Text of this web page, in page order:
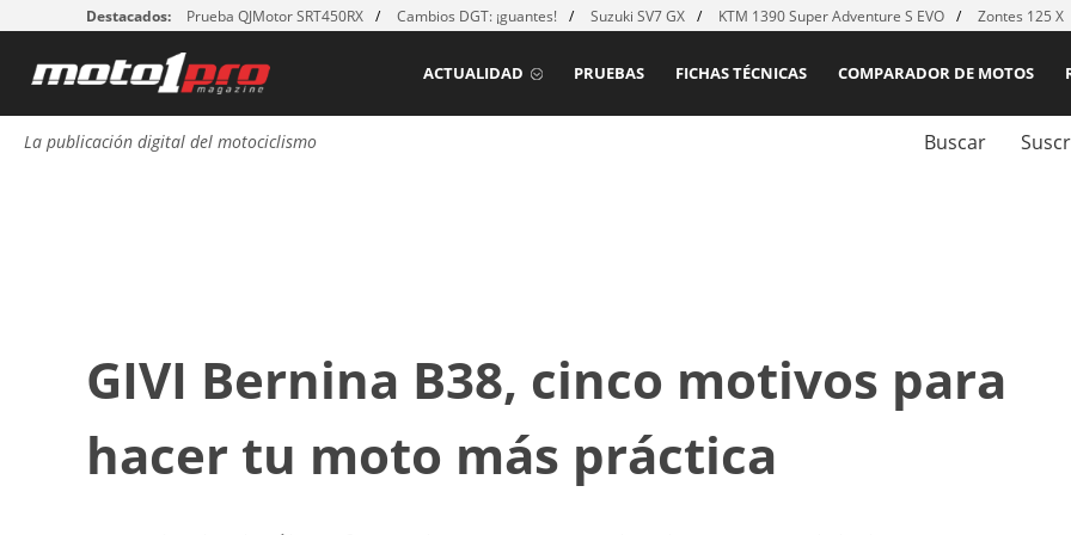
Destacados: Prueba QJMotor SRT450RX Cambios DGT: ¡guantes! Suzuki SV7 GX KTM 1390 Super Adventure S EVO Zontes 125 X
COMPARADOR DE MOTOS
FICHAS TÉCNICAS
PRUEBAS
ACTUALIDAD
La publicación digital del motociclismo Buscar
GIVI Bernina B38, cinco motivos para
hacer tu moto más práctica